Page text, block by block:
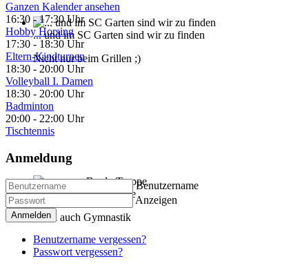
... und im SC Garten sind wir zu finden
Nicht nur beim Grillen ;)
... unsere Boule-Truppe
Kann auch Gymnastik
Ganzen Kalender ansehen
16:30 -17:30 Uhr
Hobby Horsing
17:30 - 18:30 Uhr
Eltern-Kindturnen
18:30 - 20:00 Uhr
Volleyball I. Damen
18:30 - 20:00 Uhr
Badminton
20:00 - 22:00 Uhr
Tischtennis
Anmeldung
Benutzername
Anzeigen
Anmelden
Benutzername vergessen?
Passwort vergessen?